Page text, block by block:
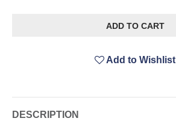
ADD TO CART
Add to Wishlist
DESCRIPTION